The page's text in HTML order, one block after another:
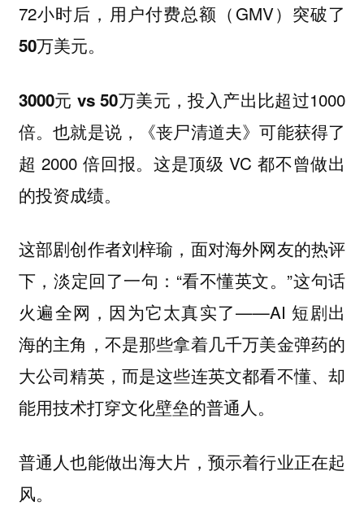
72小时后，用户付费总额（GMV）突破了
50万美元。
3000元 vs 50万美元 ，投入产出比超过1000
倍。也就是说，《丧尸清道夫》可能获得了
超 2000 倍回报。这是顶级 VC 都不曾做出
的投资成绩。
这部剧创作者刘梓瑜，面对海外网友的热评
下，淡定回了一句：“看不懂英文。”这句话
火遍全网，因为它太真实了——AI 短剧出
海的主角，不是那些拿着几千万美金弹药的
大公司精英，而是这些连英文都看不懂、却
能用技术打穿文化壁垒的普通人。
普通人也能做出海大片，预示着行业正在起
风。